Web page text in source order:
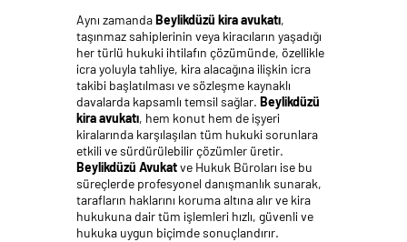
Aynı zamandaBeylikdüzü kira avukatı,
taşınmaz sahiplerinin veya kiracıların yaşadığı
her türlü hukuki ihtilafın çözümünde, özellikle
icra yoluyla tahliye, kira alacağına ilişkin icra
takibi başlatılması ve sözleşme kaynaklı
davalarda kapsamlı temsil sağlar. Beylikdüzü
kira avukatı, hem konut hem de işyeri
kiralarında karşılaşılan tüm hukuki sorunlara
etkili ve sürdürülebilir çözümler üretir.
Beylikdüzü Avukatve Hukuk Büroları ise bu
süreçlerde profesyonel danışmanlık sunarak,
tarafların haklarını koruma altına alır ve kira
hukukuna dair tüm işlemleri hızlı, güvenli ve
hukuka uygun biçimde sonuçlandırır.